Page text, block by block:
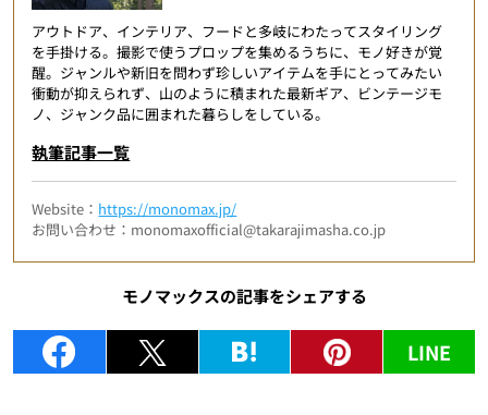
アウトドア、インテリア、フードと多岐にわたってスタイリング
を手掛ける。撮影で使うプロップを集めるうちに、モノ好きが覚
醒。ジャンルや新旧を問わず珍しいアイテムを手にとってみたい
衝動が抑えられず、山のように積まれた最新ギア、ビンテージモ
ノ、ジャンク品に囲まれた暮らしをしている。
執筆記事一覧
Website： https://monomax.jp/
お問い合わせ：monomaxofficial@takarajimasha.co.jp
モノマックスの記事をシェアする
LINE